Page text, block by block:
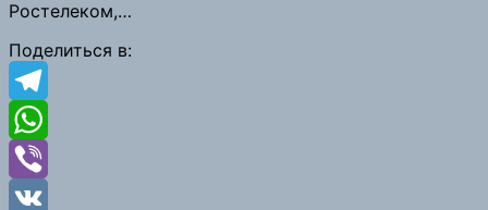
Ростелеком,…
Поделиться в:
Telegram
WhatsApp
Viber